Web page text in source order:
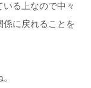
る上なので中々
に戻れることを